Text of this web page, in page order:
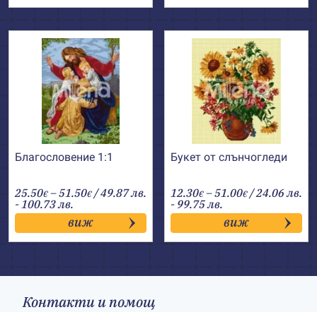
Благословение 1:1
25.50€ –51.50€Price
range:
25.50€
through
51.50€
/ 49.87 лв.
- 100.73 лв.
виж
Букет от слънчогледи
12.30€ –51.00€Price
range:
12.30€
through
51.00€
/ 24.06 лв.
- 99.75 лв.
виж
Контакти и помощ